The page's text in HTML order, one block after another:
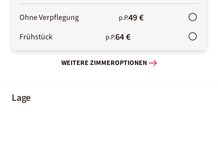
Ohne Verpflegung p.P.49 €
Frühstück p.P.64 €
WEITERE ZIMMEROPTIONEN
Lage